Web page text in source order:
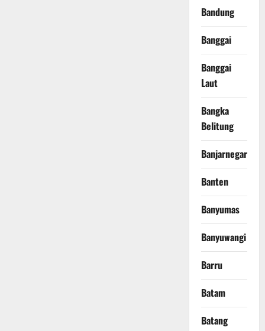
Bandung
Banggai
Banggai
Laut
Bangka
Belitung
Banjarnegara
Banten
Banyumas
Banyuwangi
Barru
Batam
Batang